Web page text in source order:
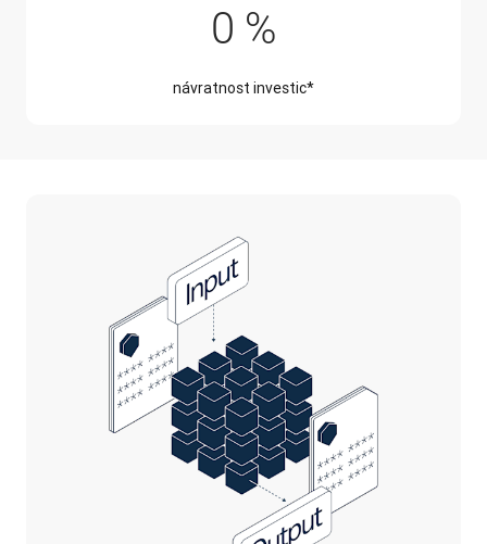
0 %345 %
návratnost investic*